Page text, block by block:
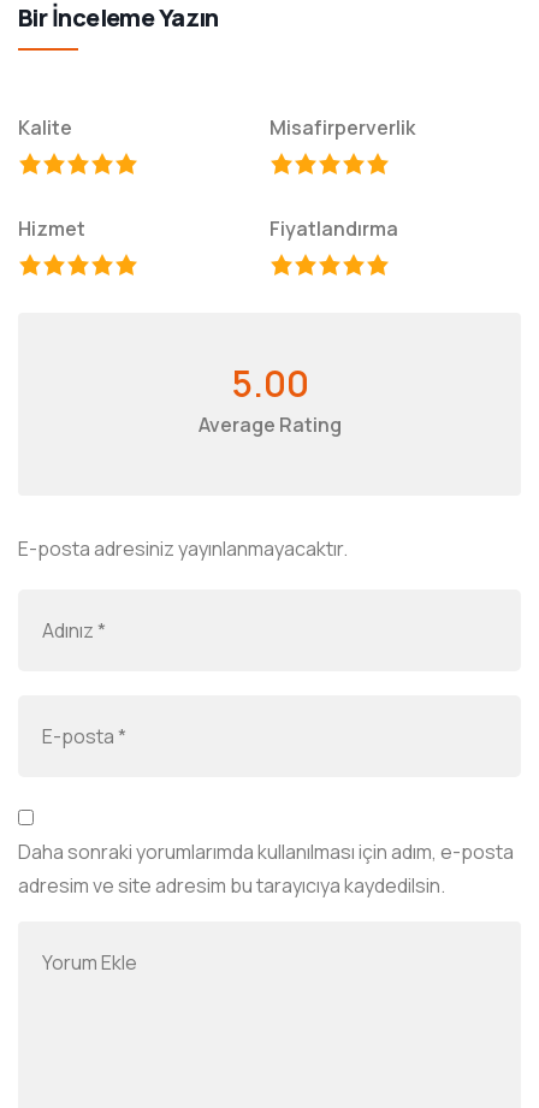
Bir İnceleme Yazın
Kalite Misafirperverlik
Hizmet Fiyatlandırma
5.00
Average Rating
E-posta adresiniz yayınlanmayacaktır.
Daha sonraki yorumlarımda kullanılması için adım, e-posta
adresim ve site adresim bu tarayıcıya kaydedilsin.